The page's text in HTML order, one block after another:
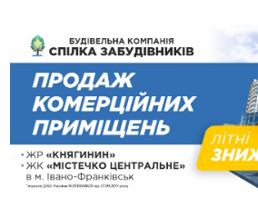
13:25
Пірс, ігровий майданчик і зона для
тендер на 7 мільйонів на
12:14
У Калуші на озері в міському
качки та риба
11:18
Майстра лісу з Верховинщини
переправлення чоловіків до Румунії
10:49
На Прикарпатті через негоду
світла